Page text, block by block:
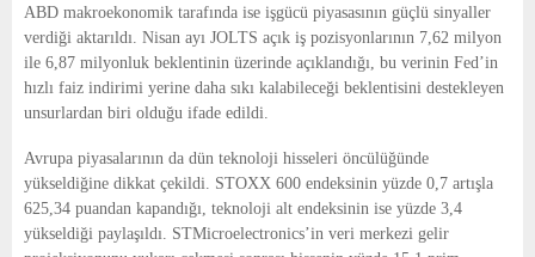
ABD makroekonomik tarafında ise işgücü piyasasının güçlü sinyaller
verdiği aktarıldı. Nisan ayı JOLTS açık iş pozisyonlarının 7,62 milyon
ile 6,87 milyonluk beklentinin üzerinde açıklandığı, bu verinin Fed’in
hızlı faiz indirimi yerine daha sıkı kalabileceği beklentisini destekleyen
unsurlardan biri olduğu ifade edildi.
Avrupa piyasalarının da dün teknoloji hisseleri öncülüğünde
yükseldiğine dikkat çekildi. STOXX 600 endeksinin yüzde 0,7 artışla
625,34 puandan kapandığı, teknoloji alt endeksinin ise yüzde 3,4
yükseldiği paylaşıldı. STMicroelectronics’in veri merkezi gelir